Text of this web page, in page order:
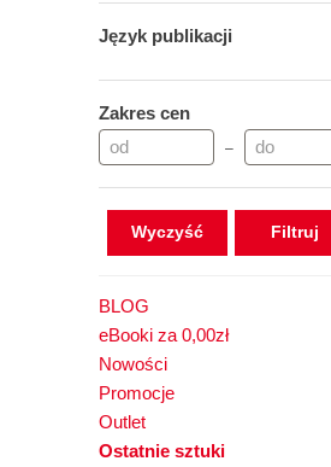
Język publikacji
Zakres cen
–
Wyczyść
BLOG
eBooki za 0,00zł
Nowości
Promocje
Outlet
Ostatnie sztuki